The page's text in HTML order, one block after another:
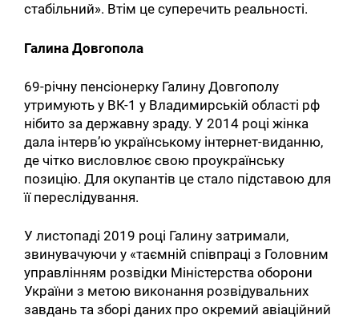
стабільний». Втім це суперечить реальності.
Галина Довгопола
69-річну пенсіонерку Галину Довгополу
утримують у ВК-1 у Владимирській області рф
нібито за державну зраду. У 2014 році жінка
дала інтерв’ю українському інтернет-виданню,
де чітко висловлює свою проукраїнську
позицію. Для окупантів це стало підставою для
її переслідування.
У листопаді 2019 році Галину затримали,
звинувачуючи у «таємній співпраці з Головним
управлінням розвідки Міністерства оборони
України з метою виконання розвідувальних
завдань та зборі даних про окремий авіаційний